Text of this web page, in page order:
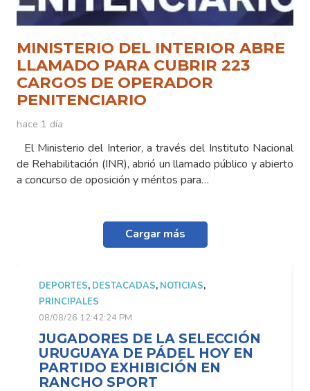
MINISTERIO DEL INTERIOR ABRE
LLAMADO PARA CUBRIR 223
CARGOS DE OPERADOR
PENITENCIARIO
hace 1 día
El Ministerio del Interior, a través del Instituto Nacional
de Rehabilitación (INR), abrió un llamado público y abierto
a concurso de oposición y méritos para…
Cargar más
DEPORTES, DESTACADAS, NOTICIAS,
PRINCIPALES
08/08/26 12:42:24 PM
JUGADORES DE LA SELECCIÓN
URUGUAYA DE PÁDEL HOY EN
PARTIDO EXHIBICIÓN EN
RANCHO SPORT